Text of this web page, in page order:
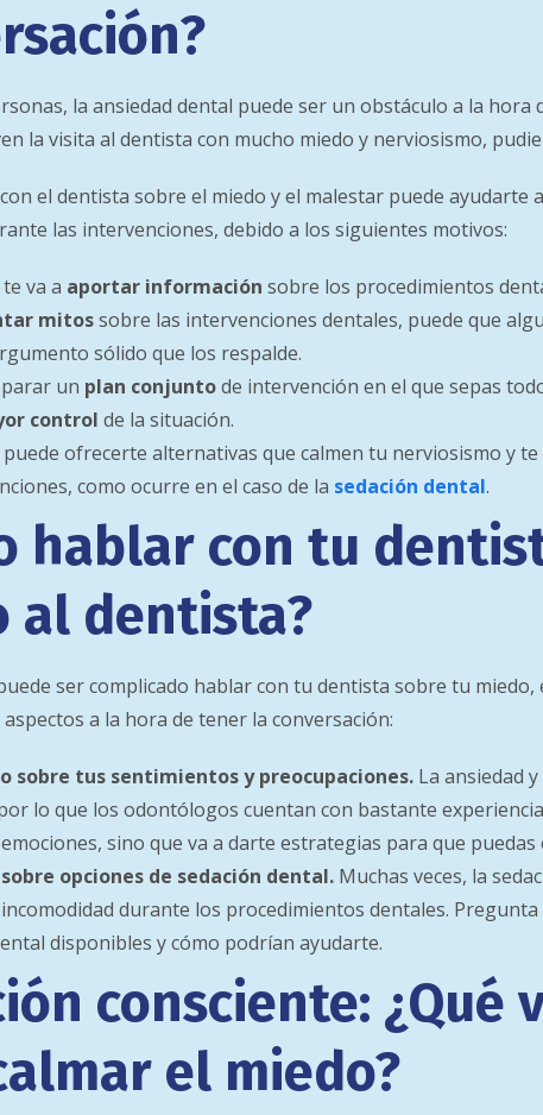
la ansiedad dental puede ser un obstáculo a la hora
la visita al dentista con mucho miedo y nerviosismo,
el dentista sobre el miedo y el malestar puede ayudarte a
las intervenciones, debido a los siguientes motivos:
va a aportar información sobre los procedimientos
mitossobre las intervenciones dentales, puede que
sólido que los respalde.
un plan conjuntode intervención en el que sepas
control de la situación.
puede ofrecerte alternativas que calmen tu nerviosismo y
como ocurre en el caso de la sedación dental.
hablar con tu
al dentista?
ser complicado hablar con tu dentista sobre tu
a la hora de tener la conversación:
sobre tus sentimientos y preocupaciones. La ansiedad
lo que los odontólogos cuentan con bastante
sino que va a darte estrategias para que
opciones de sedación dental. Muchas veces, la
durante los procedimientos dentales.
disponibles y cómo podrían ayudarte.
consciente: ¿Qué
el miedo?